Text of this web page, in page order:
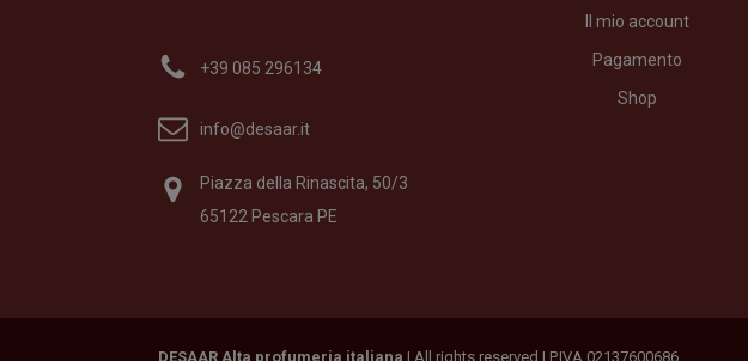
Formato100 ml
+39 085 296134
info@desaar.it
Piazza della Rinascita, 50/3
65122 Pescara PE
Il mio account
Pagamento
Shop
DESAAR Alta profumeria italiana | All rights reserved | P.IVA 02137600686